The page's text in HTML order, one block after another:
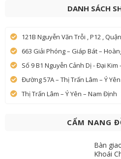
DANH SÁCH
121B Nguyễn Văn Trỗi , P12 ,
663 Giải Phóng – Giáp Bát –
Số 9 B1 Nguyễn Cảnh Dị - Đại
Đường 57A – Thị Trấn Lâm – Ý
Thị Trấn Lâm – Ý Yên – Nam Định
CẨM NANG
Bàn
Khoái